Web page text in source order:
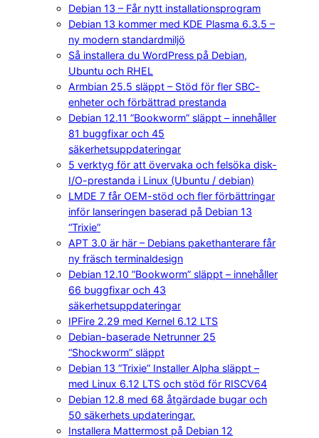
Debian 13 – Får nytt installationsprogram
Debian 13 kommer med KDE Plasma 6.3.5 –
ny modern standardmiljö
Så installera du WordPress på Debian,
Ubuntu och RHEL
Armbian 25.5 släppt – Stöd för fler SBC-
enheter och förbättrad prestanda
Debian 12.11 ”Bookworm” släppt – innehåller
81 buggfixar och 45
säkerhetsuppdateringar
5 verktyg för att övervaka och felsöka disk-
I/O-prestanda i Linux (Ubuntu / debian)
LMDE 7 får OEM-stöd och fler förbättringar
inför lanseringen baserad på Debian 13
“Trixie”
APT 3.0 är här – Debians pakethanterare får
ny fräsch terminaldesign
Debian 12.10 ”Bookworm” släppt – innehåller
66 buggfixar och 43
säkerhetsuppdateringar
IPFire 2.29 med Kernel 6.12 LTS
Debian-baserade Netrunner 25
“Shockworm” släppt
Debian 13 ”Trixie” Installer Alpha släppt –
med Linux 6.12 LTS och stöd för RISCV64
Debian 12.8 med 68 åtgärdade bugar och
50 säkerhets updateringar.
Installera Mattermost på Debian 12